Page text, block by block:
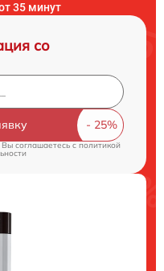
35 минут
со
Вы соглашаетесь cполитикой